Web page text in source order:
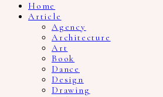
Home
Article
Agency
Architecture
Art
Book
Dance
Design
Drawing